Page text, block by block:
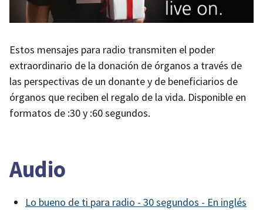
Estos mensajes para radio transmiten el poder
extraordinario de la donación de órganos a través de
las perspectivas de un donante y de beneficiarios de
órganos que reciben el regalo de la vida. Disponible en
formatos de :30 y :60 segundos.
Audio
Lo bueno de ti para radio - 30 segundos - En inglés